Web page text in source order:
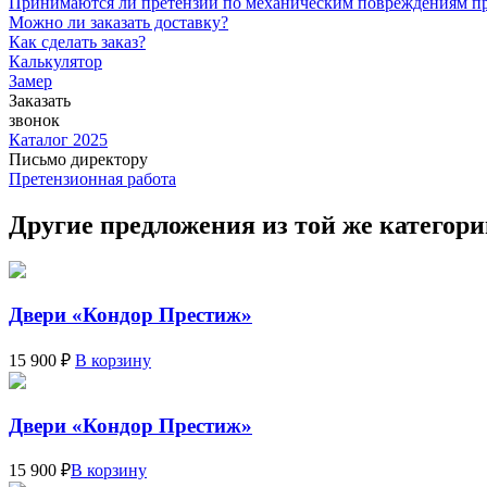
Можно ли заказать доставку?
Как сделать заказ?
Калькулятор
Замер
Заказать
звонок
Каталог 2025
Письмо директору
Претензионная работа
Другие предложения из той же
Двери «Кондор Престиж»
15 900 ₽ В корзину
Двери «Кондор Престиж»
15 900 ₽В корзину